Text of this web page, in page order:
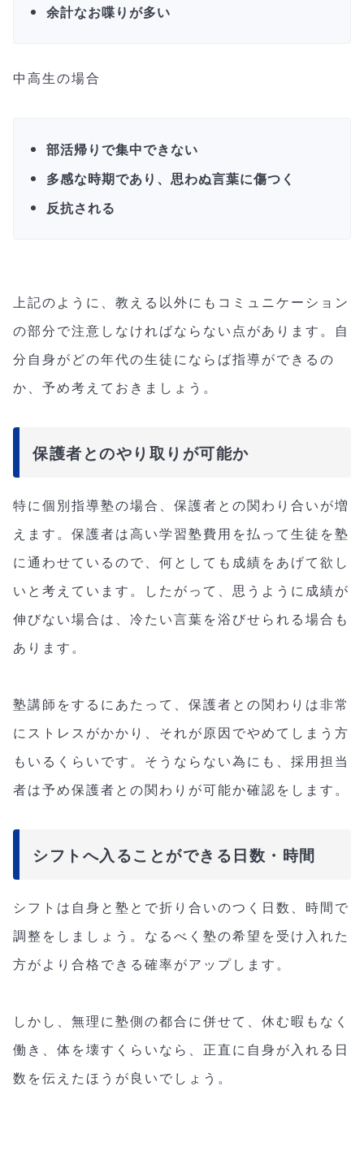
余計なお喋りが多い
中高生の場合
部活帰りで集中できない
多感な時期であり、思わぬ言葉に傷つく
反抗される
上記のように、教える以外にもコミュニケーション
の部分で注意しなければならない点があります。自
分自身がどの年代の生徒にならば指導ができるの
か、予め考えておきましょう。
保護者とのやり取りが可能か
特に個別指導塾の場合、保護者との関わり合いが増
えます。保護者は高い学習塾費用を払って生徒を塾
に通わせているので、何としても成績をあげて欲し
いと考えています。したがって、思うように成績が
伸びない場合は、冷たい言葉を浴びせられる場合も
あります。
塾講師をするにあたって、保護者との関わりは非常
にストレスがかかり、それが原因でやめてしまう方
もいるくらいです。そうならない為にも、採用担当
者は予め保護者との関わりが可能か確認をします。
シフトへ入ることができる日数・時間
シフトは自身と塾とで折り合いのつく日数、時間で
調整をしましょう。なるべく塾の希望を受け入れた
方がより合格できる確率がアップします。
しかし、無理に塾側の都合に併せて、休む暇もなく
働き、体を壊すくらいなら、正直に自身が入れる日
数を伝えたほうが良いでしょう。